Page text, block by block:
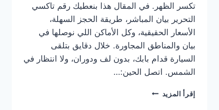
تكسر الظهر. في المقال هذا بنعطيك رقم تاكسي
التحرير بيان المباشر، طريقة الحجز السهلة،
الأسعار الحقيقية، وكل الأماكن اللي نوصلها في
بيان والمناطق المجاورة. خلال دقايق بتلقى
السيارة قدام بابك، بدون لف ودوران، ولا انتظار في
الشمس. اتصل الحين:…
إقرأ المزيد رقم